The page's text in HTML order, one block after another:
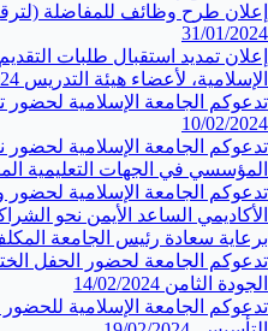
إعلان طرح وظائف للمفاضلة
31/01/2024
الإسلامية‬⁩، لأعضاء هيئة التدريس
تدعوكم الجامعة الإسلامية لحضور
10/02/2024
تدعوكم الجامعة الإسلامية لحضور
المؤسسي في الجهات التعليمية
تدعوكم الجامعة الإسلامية
الأكاديمي الساعد الأيمن نحو
برعاية سعادة رئيس الجامعة
تدعوكم الجامعة لحضور الحفل
الجودة الثامن 14/02/2024
تدعوكم الجامعة الإسلامية